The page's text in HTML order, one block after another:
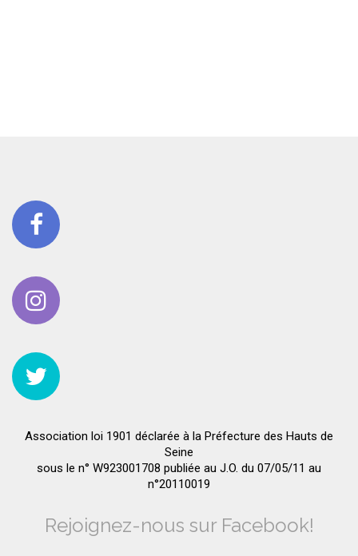
Association loi 1901 déclarée à la Préfecture des Hauts de
Seine
sous le n° W923001708 publiée au J.O. du 07/05/11 au
n°20110019
Rejoignez-nous sur Facebook!